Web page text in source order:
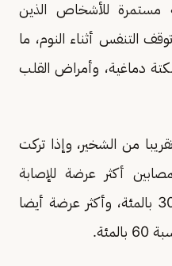
للأشخاص الذين
التنفس أثناء النوم، ما
دماغية، وأمراض القلب
من كل 5 بالغين تقريبا من الشخير، وإذا تركت
أكثر عرضة للإصابة
بأمراض القلب، بنسبة تصل لـ30 بالمئة، وأكثر عرضة أيضا